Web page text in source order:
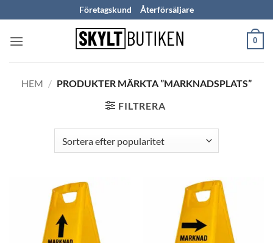
to
content
Företagskund Återförsäljare
0
HEM / PRODUKTER MÄRKTA ”MARKNADSPLATS”
FILTRERA